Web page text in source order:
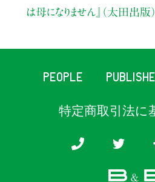
は母になりません』（太田出
PEOPLE
特定商取引法に